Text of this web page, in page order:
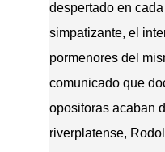
despertado en
simpatizante, el
pormenores del
comunicado que
opositoras acaban
riverplatense,